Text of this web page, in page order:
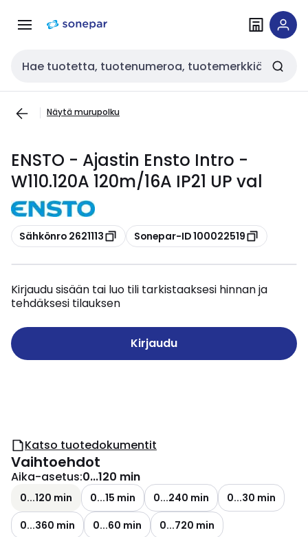
navigointiinsisältöön
Haku
Näytä murupolku
ENSTO - Ajastin Ensto Intro -
W110.120A 120m/16A IP21 UP val
Kopioi
Sähkönro 2621113 Kopioi
Sonepar-ID 100022519
Kirjaudu sisään tai luo tili tarkistaaksesi hinnan ja
tehdäksesi tilauksen
Kirjaudu
Katso tuotedokumentit
Vaihtoehdot
Aika-asetus:0...120 min
0...120 min 0...15 min 0...240 min
0...30 min
0...360 min
0...60 min 0...720 min